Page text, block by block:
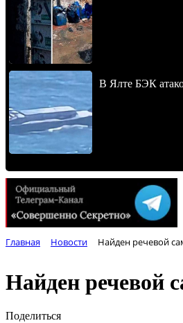
В Ялте БЭК
Главная Новости Найден речевой
Найден речевой
Поделиться